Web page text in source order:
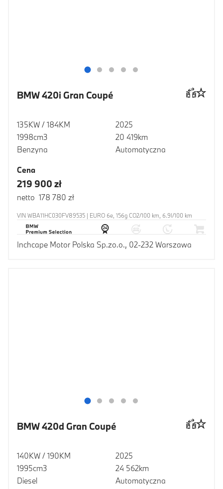
BMW 420i Gran Coupé
135KW / 184KM
1998cm3
Benzyna
2025
20 419km
Automatyczna
Cena
219 900 zł
netto 178 780 zł
VIN WBA11HC030FV89535 | EURO 6e, 156g CO2/100 km, 6.9l/100 km
Inchcape Motor Polska Sp.zo.o., 02-232 Warszawa
BMW 420d Gran Coupé
140KW / 190KM
1995cm3
Diesel
2025
24 562km
Automatyczna